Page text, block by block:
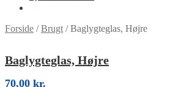
Forside /Brugt /Baglygteglas, Højre
Baglygteglas, Højre
70,00 kr.